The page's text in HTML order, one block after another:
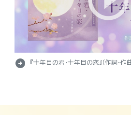
arrow_circle_right 『十年目の君・十年目の恋』（作詞・作